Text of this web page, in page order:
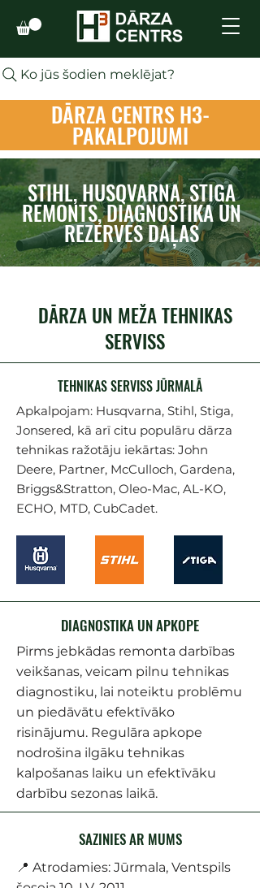
Ko jūs šodien meklējat?
DĀRZA CENTRS H3-
PAKALPOJUMI
STIHL, HUSQVARNA, STIGA
REMONTS, DIAGNOSTIKA UN
REZERVES DAĻAS
DĀRZA UN MEŽA TEHNIKAS
SERVISS
TEHNIKAS SERVISS JŪRMALĀ
Apkalpojam: Husqvarna, Stihl, Stiga,
Jonsered, kā arī citu populāru dārza
tehnikas ražotāju iekārtas: John
Deere, Partner, McCulloch, Gardena,
Briggs&Stratton, Oleo-Mac, AL-KO,
ECHO, MTD, CubCadet.
DIAGNOSTIKA UN APKOPE
Pirms jebkādas remonta darbības
veikšanas, veicam pilnu tehnikas
diagnostiku, lai noteiktu problēmu
un piedāvātu efektīvāko
risinājumu. Regulāra apkope
nodrošina ilgāku tehnikas
kalpošanas laiku un efektīvāku
darbību sezonas laikā.
SAZINIES AR MUMS
📍 Atrodamies: Jūrmala, Ventspils